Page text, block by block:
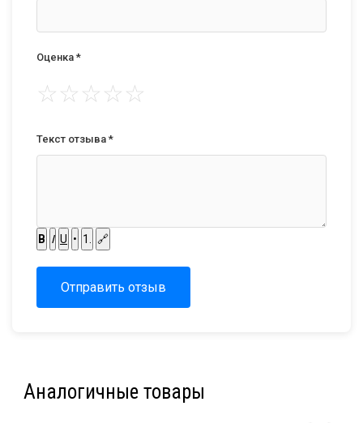
Оценка *
☆☆☆☆☆
Текст отзыва *
B I U • 1. 🔗
Отправить отзыв
Аналогичные товары